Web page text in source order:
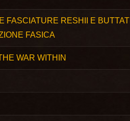
FASCIATURE RESHII E BUTTATI
FASICA
WAR WITHIN